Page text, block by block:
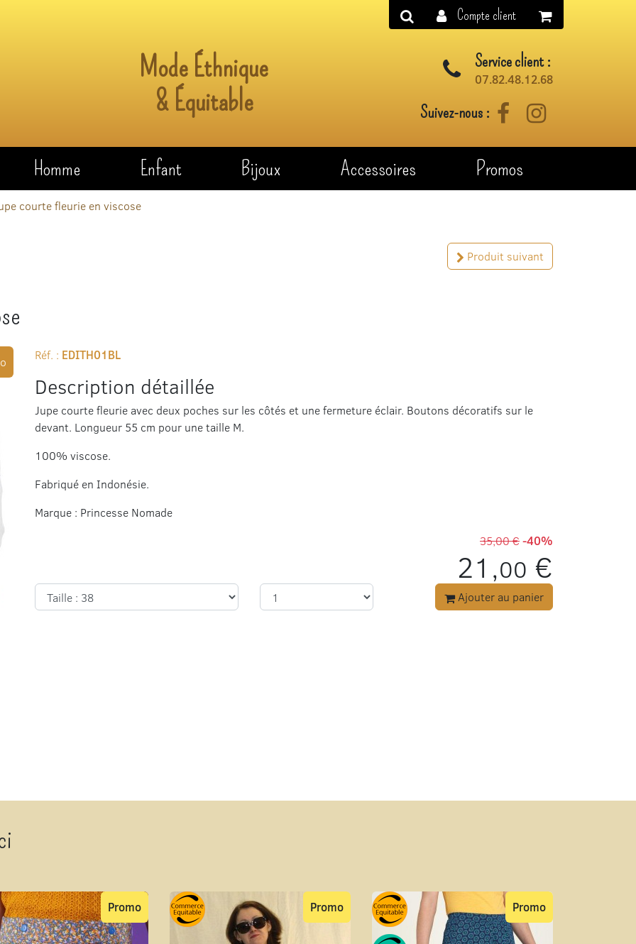
Mode Éthnique
& Équitable
Service client :
07.82.48.12.68
Suivez-nous : FacebookInstagram
Homme Enfant Bijoux Accessoires Promos
courte fleurie en viscose
Produit suivant
Réf. : EDITH01BL
Description détaillée
Jupe courte fleurie avec deux poches sur les côtés et une fermeture éclair. Boutons décoratifs sur le
devant. Longueur 55 cm pour une taille M.
100% viscose.
Fabriqué en Indonésie.
Marque : Princesse Nomade
35,00 €-40%
21,00 €
Ajouter au panier
Promo Promo Promo
Compte client